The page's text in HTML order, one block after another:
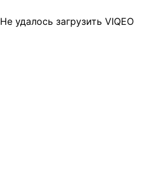
Не удалось загрузить VIQEO